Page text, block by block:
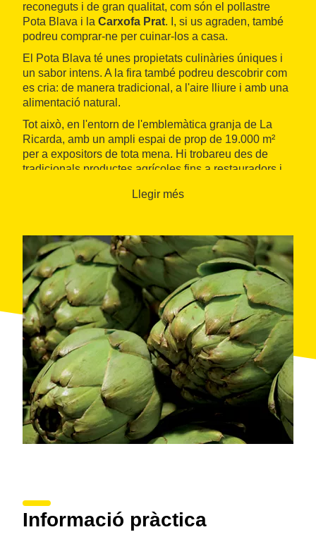
reconeguts i de gran qualitat, com són el pollastre
Pota Blava i la Carxofa Prat. I, si us agraden, també
podreu comprar-ne per cuinar-los a casa.
El Pota Blava té unes propietats culinàries úniques i
un sabor intens. A la fira també podreu descobrir com
es cria: de manera tradicional, a l'aire lliure i amb una
alimentació natural.
Tot això, en l'entorn de l'emblemàtica granja de La
Ricarda, amb un ampli espai de prop de 19.000 m²
per a expositors de tota mena. Hi trobareu des de
tradicionals productes agrícoles fins a restauradors i
entitats i associacions del Prat i quin valor tenen per
al turisme i el territori.
Llegir més
Informació pràctica